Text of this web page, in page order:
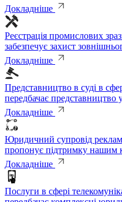
Докладніше
Реєстрація промислових
забезпечує захист
Докладніше
Представництво в суді в
передбачає представництво
Докладніше
Юридичний супровід
пропонує підтримку нашим
Докладніше
Послуги в сфері